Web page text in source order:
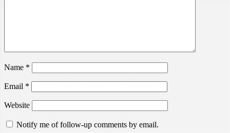
Name*
Email*
Website
Notify me of follow-up comments by email.